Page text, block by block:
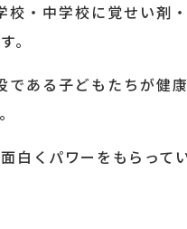
・中学校に覚せい剤
。
ある子どもたちが健
白くパワーをもらって